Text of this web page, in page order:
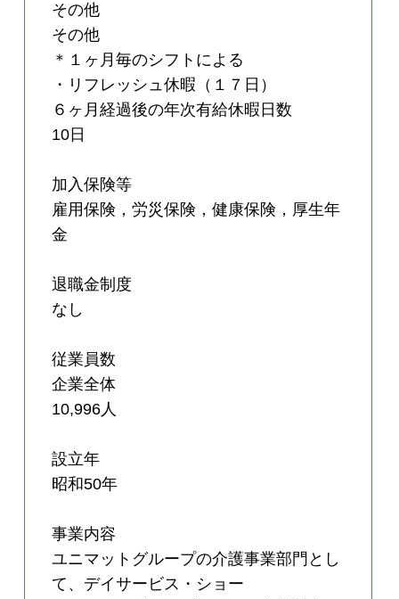
その他
その他
＊１ヶ月毎のシフトによる
・リフレッシュ休暇（１７日）
６ヶ月経過後の年次有給休暇日数
10日
加入保険等
雇用保険，労災保険，健康保険，厚生年
金
退職金制度
なし
従業員数
企業全体
10,996人
設立年
昭和50年
事業内容
ユニマットグループの介護事業部門とし
て、デイサービス・ショー